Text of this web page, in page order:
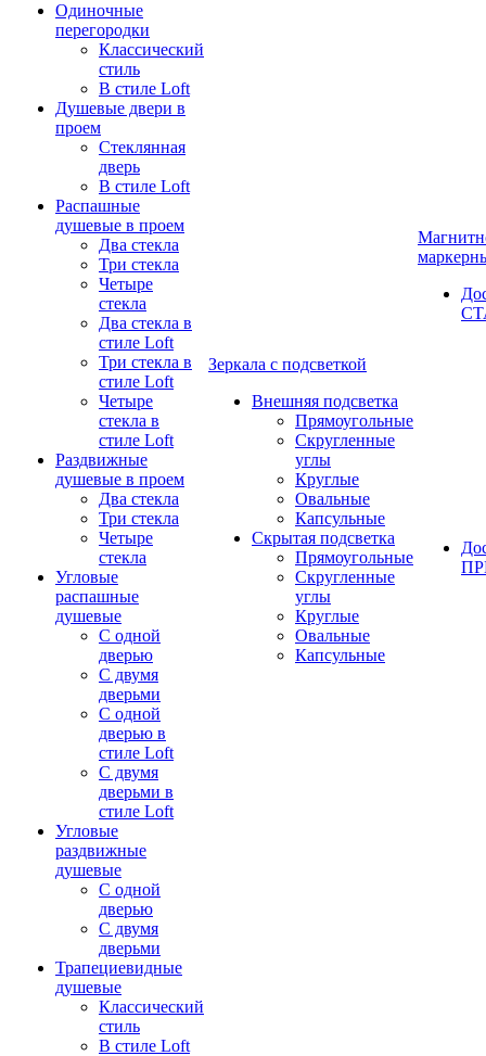
Одиночные
перегородки
Классический
стиль
В стиле Loft
Душевые двери в
проем
Стеклянная
дверь
В стиле Loft
Распашные
душевые в проем
Два стекла
Три стекла
Четыре
стекла
Два стекла в
стиле Loft
Три стекла в
стиле Loft
Четыре
стекла в
стиле Loft
Раздвижные
душевые в проем
Два стекла
Три стекла
Четыре
стекла
Угловые
распашные
душевые
С одной
дверью
С двумя
дверьми
С одной
дверью в
стиле Loft
С двумя
дверьми в
стиле Loft
Угловые
раздвижные
душевые
С одной
дверью
С двумя
дверьми
Трапециевидные
душевые
Классический
стиль
В стиле Loft
Зеркала с подсветкой
Внешняя подсветка
Прямоугольные
Скругленные
углы
Круглые
Овальные
Капсульные
Скрытая подсветка
Прямоугольные
Скругленные
углы
Круглые
Овальные
Капсульные